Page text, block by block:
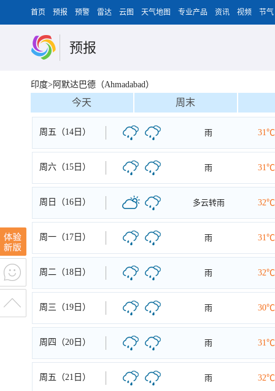
首页 预报 预警 雷达 云图 天气地图 专业产品 资讯 视频 节气
预报
印度>阿默达巴德（Ahmadabad）
今天 周末
周五（14日） 雨 31℃
周六（15日） 雨 31℃
周日（16日） 多云转雨 32℃
周一（17日） 雨 31℃
周二（18日） 雨 32℃
周三（19日） 雨 30℃
周四（20日） 雨 31℃
周五（21日） 雨 32℃